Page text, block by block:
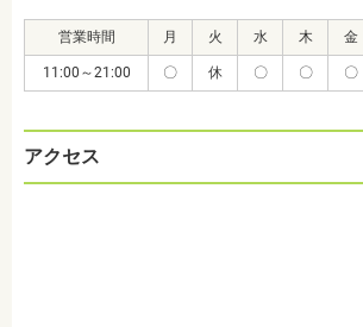
営業時間 月 火 水 木 金
11:00～21:00 〇 休 〇 〇 〇
アクセス